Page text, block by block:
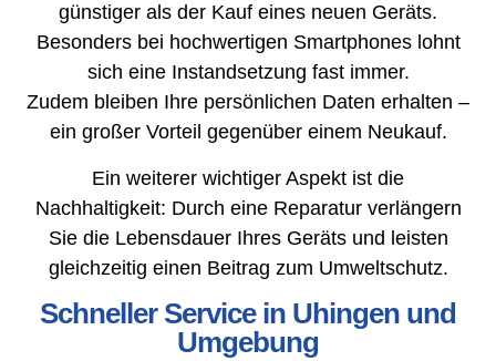
günstiger als der Kauf eines neuen Geräts.
Besonders bei hochwertigen Smartphones lohnt
sich eine Instandsetzung fast immer.
Zudem bleiben Ihre persönlichen Daten erhalten –
ein großer Vorteil gegenüber einem Neukauf.
Ein weiterer wichtiger Aspekt ist die
Nachhaltigkeit: Durch eine Reparatur verlängern
Sie die Lebensdauer Ihres Geräts und leisten
gleichzeitig einen Beitrag zum Umweltschutz.
Schneller Service in Uhingen und
Umgebung